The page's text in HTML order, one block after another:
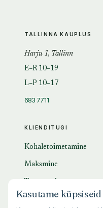
KLIENDITUGI
Kohaletoimetamine
Maksmine
KKK
TALLINNA KAUPLUS
Harju 1, Tallinn
E–R 10–19
L–P 10–17
683 7711
Kasutame küpsiseid